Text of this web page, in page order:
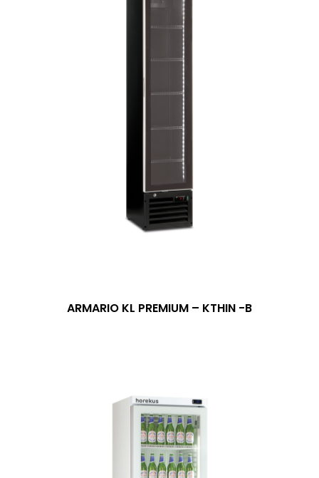
ARMARIO KL PREMIUM – KTHIN -B